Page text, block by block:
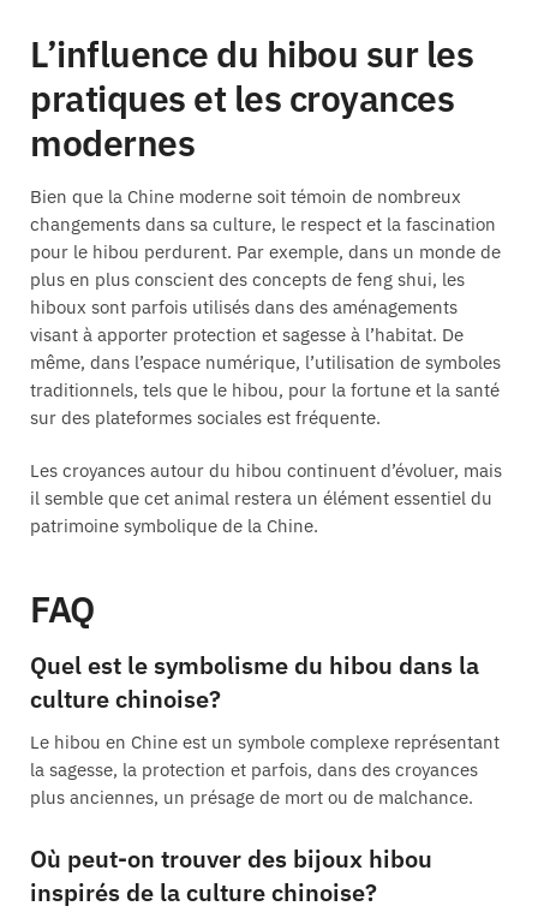
L’influence du hibou sur les
pratiques et les croyances
modernes
Bien que la Chine moderne soit témoin de nombreux
changements dans sa culture, le respect et la fascination
pour le hibou perdurent. Par exemple, dans un monde de
plus en plus conscient des concepts de feng shui, les
hiboux sont parfois utilisés dans des aménagements
visant à apporter protection et sagesse à l’habitat. De
même, dans l’espace numérique, l’utilisation de symboles
traditionnels, tels que le hibou, pour la fortune et la santé
sur des plateformes sociales est fréquente.
Les croyances autour du hibou continuent d’évoluer, mais
il semble que cet animal restera un élément essentiel du
patrimoine symbolique de la Chine.
FAQ
Quel est le symbolisme du hibou dans la
culture chinoise?
Le hibou en Chine est un symbole complexe représentant
la sagesse, la protection et parfois, dans des croyances
plus anciennes, un présage de mort ou de malchance.
Où peut-on trouver des bijoux hibou
inspirés de la culture chinoise?